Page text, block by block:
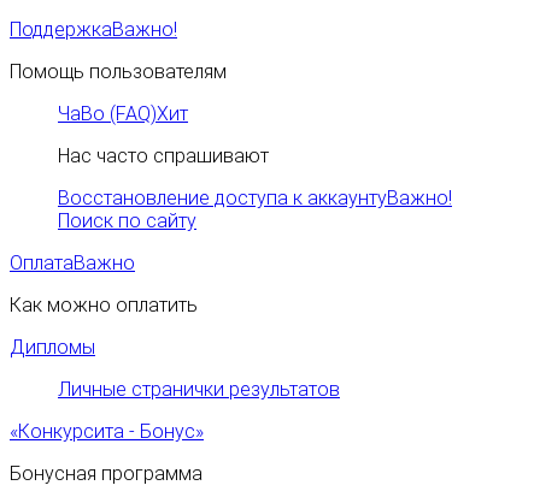
ПоддержкаВажно!
Помощь пользователям
ЧаВо (FAQ)Хит
Нас часто спрашивают
Восстановление доступа к аккаунтуВажно!
Поиск по сайту
ОплатаВажно
Как можно оплатить
Дипломы
Личные странички результатов
«Конкурсита - Бонус»
Бонусная программа